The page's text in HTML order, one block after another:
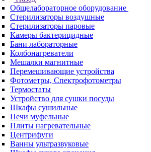
Общелабораторное оборудование
Стерилизаторы воздушные
Стерилизаторы паровые
Камеры бактерицидные
Бани лабораторные
Колбонагреватели
Мешалки магнитные
Перемешивающие устройства
Фотометры, Спектрофотометры
Термостаты
Устройство для сушки посуды
Шкафы сушильные
Печи муфельные
Плиты нагревательные
Центрифуги
Ванны ультразвуковые